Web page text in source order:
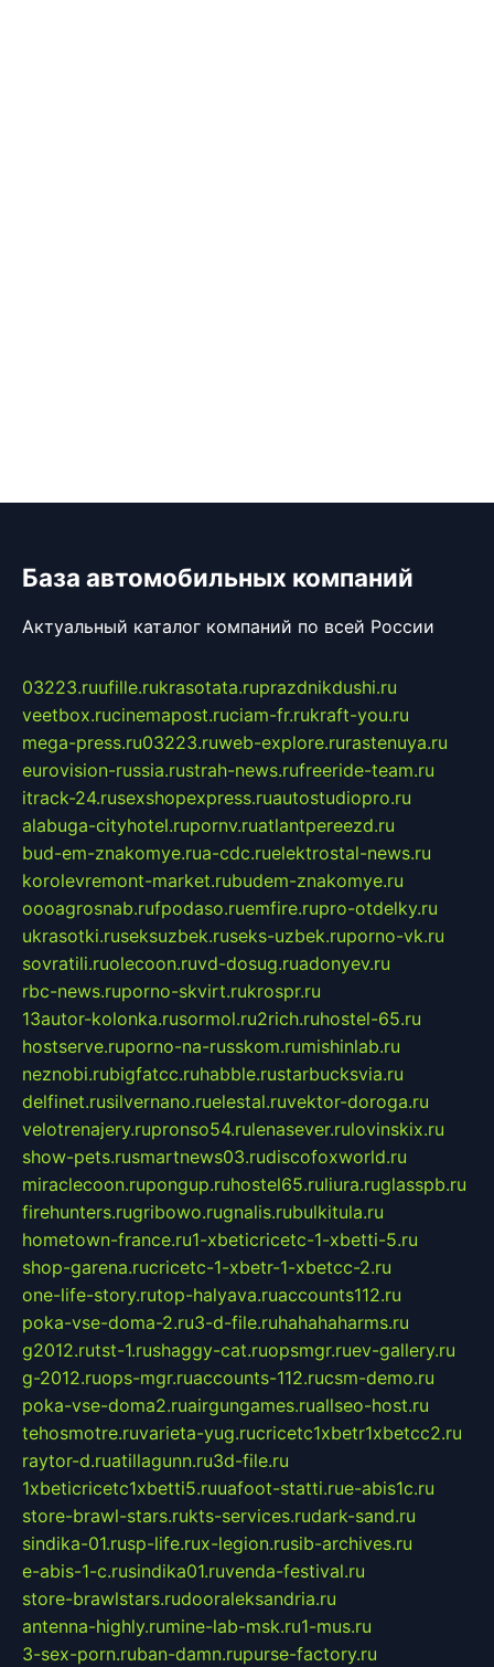
База автомобильных компаний
Актуальный каталог компаний по всей России
03223.ruufille.rukrasotata.ruprazdnikdushi.ru
veetbox.rucinemapost.ruciam-fr.rukraft-you.ru
mega-press.ru03223.ruweb-explore.rurastenuya.ru
eurovision-russia.rustrah-news.rufreeride-team.ru
itrack-24.rusexshopexpress.ruautostudiopro.ru
alabuga-cityhotel.rupornv.ruatlantpereezd.ru
bud-em-znakomye.rua-cdc.ruelektrostal-news.ru
korolevremont-market.rubudem-znakomye.ru
oooagrosnab.rufpodaso.ruemfire.rupro-otdelky.ru
ukrasotki.ruseksuzbek.ruseks-uzbek.ruporno-vk.ru
sovratili.ruolecoon.ruvd-dosug.ruadonyev.ru
rbc-news.ruporno-skvirt.rukrospr.ru
13autor-kolonka.rusormol.ru2rich.ruhostel-65.ru
hostserve.ruporno-na-russkom.rumishinlab.ru
neznobi.rubigfatcc.ruhabble.rustarbucksvia.ru
delfinet.rusilvernano.ruelestal.ruvektor-doroga.ru
velotrenajery.rupronso54.rulenasever.rulovinskix.ru
show-pets.rusmartnews03.rudiscofoxworld.ru
miraclecoon.rupongup.ruhostel65.ruliura.ruglasspb.ru
firehunters.rugribowo.rugnalis.rubulkitula.ru
hometown-france.ru1-xbeticricetc-1-xbetti-5.ru
shop-garena.rucricetc-1-xbetr-1-xbetcc-2.ru
one-life-story.rutop-halyava.ruaccounts112.ru
poka-vse-doma-2.ru3-d-file.ruhahahaharms.ru
g2012.rutst-1.rushaggy-cat.ruopsmgr.ruev-gallery.ru
g-2012.ruops-mgr.ruaccounts-112.rucsm-demo.ru
poka-vse-doma2.ruairgungames.ruallseo-host.ru
tehosmotre.ruvarieta-yug.rucricetc1xbetr1xbetcc2.ru
raytor-d.ruatillagunn.ru3d-file.ru
1xbeticricetc1xbetti5.ruuafoot-statti.rue-abis1c.ru
store-brawl-stars.rukts-services.rudark-sand.ru
sindika-01.rusp-life.rux-legion.rusib-archives.ru
e-abis-1-c.rusindika01.ruvenda-festival.ru
store-brawlstars.rudooraleksandria.ru
antenna-highly.rumine-lab-msk.ru1-mus.ru
3-sex-porn.ruban-damn.rupurse-factory.ru